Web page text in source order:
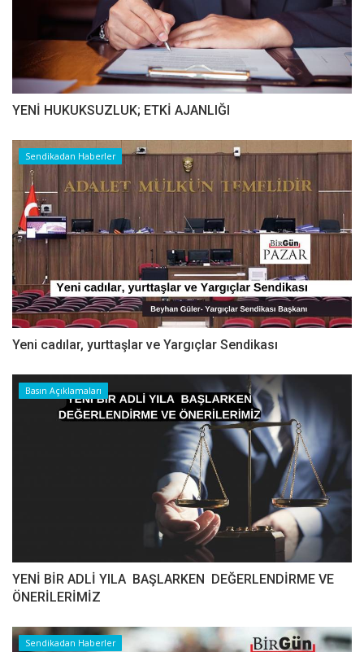
YENİ HUKUKSUZLUK; ETKİ AJANLIĞI
Sendikadan Haberler
Yeni cadılar, yurttaşlar ve Yargıçlar Sendikası
Basın Açıklamaları
YENİ BİR ADLİ YILA BAŞLARKEN DEĞERLENDİRME VE
ÖNERİLERİMİZ
Sendikadan Haberler